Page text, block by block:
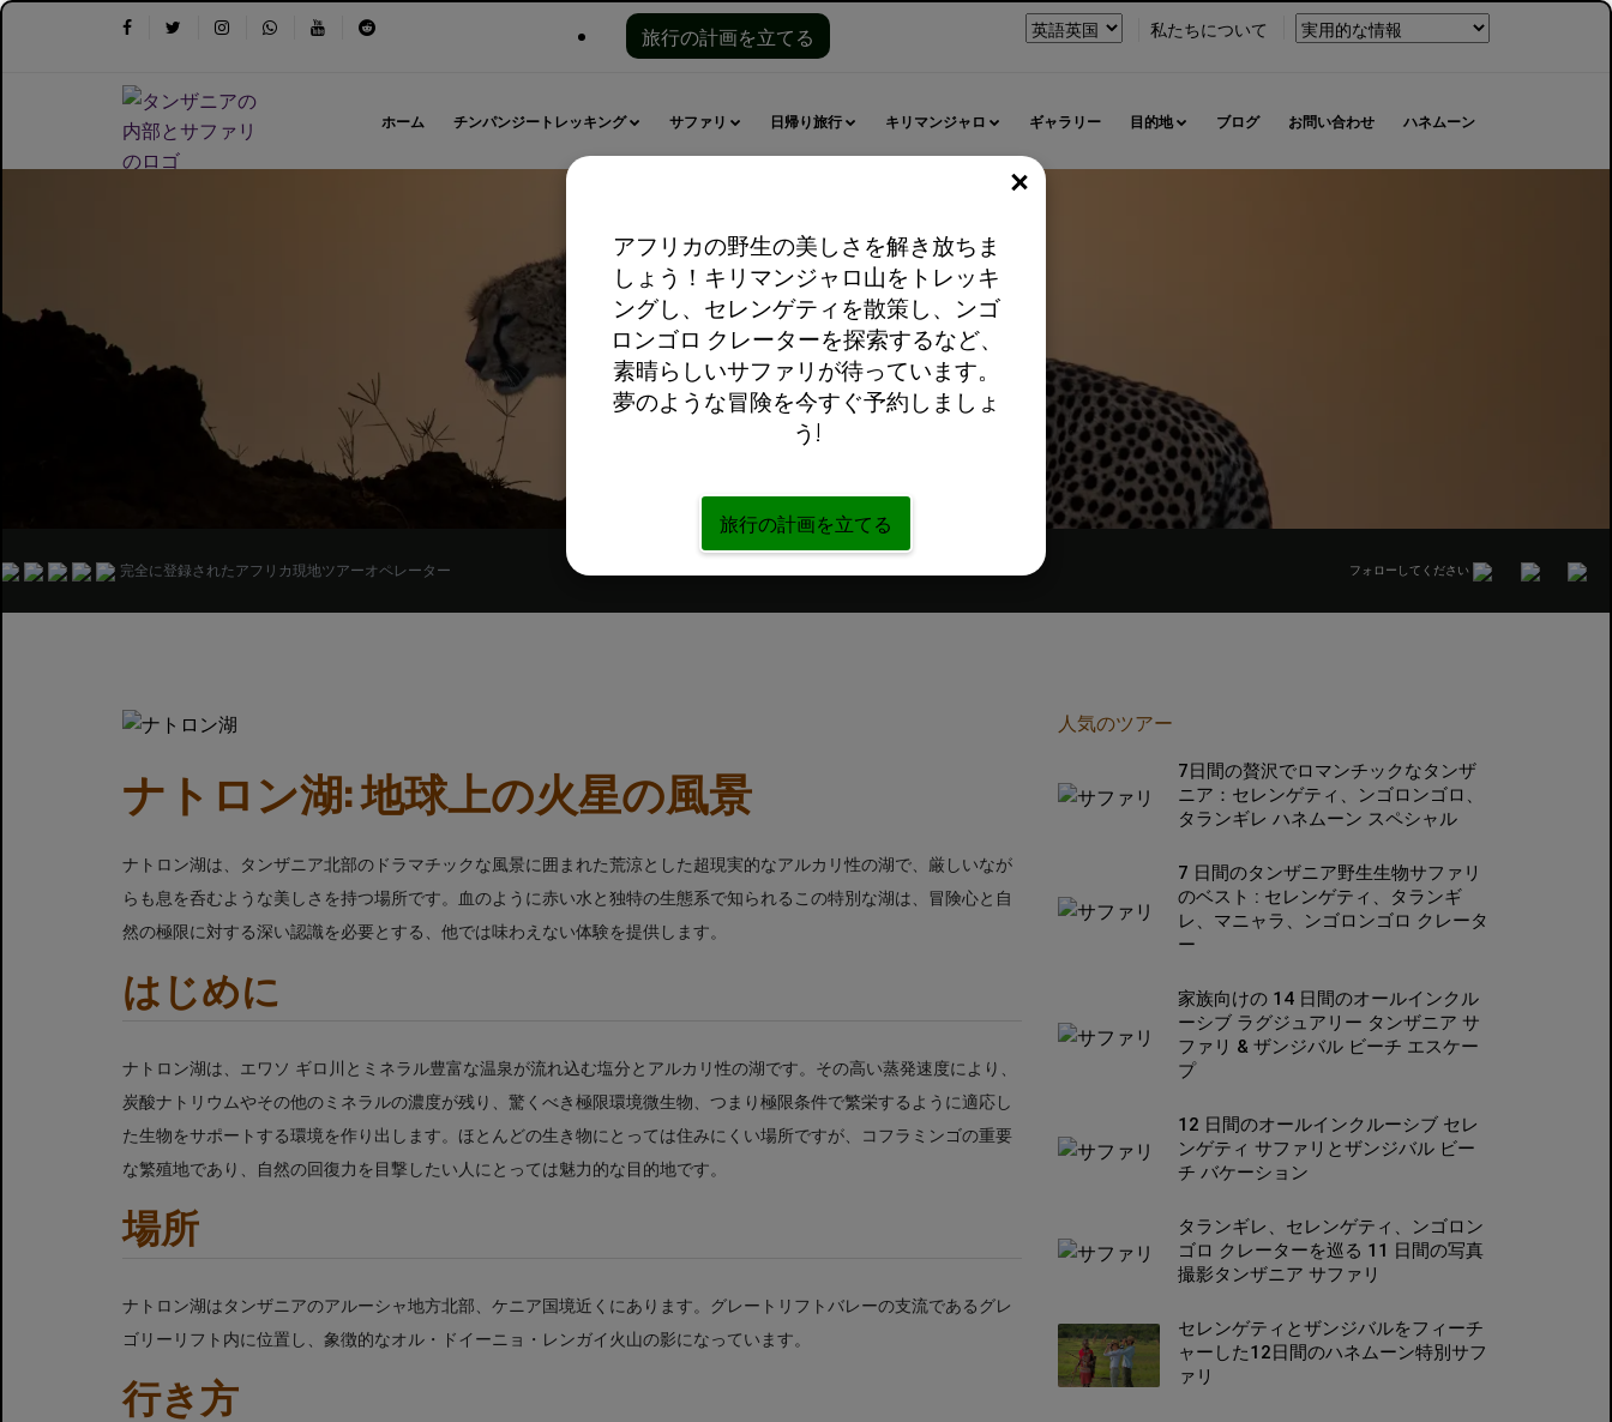
旅行の計画を立てる
言
語
択
し
て
私たちについて
以
下
択
ホーム チンパンジートレッキング サファリ 日帰り旅行 キリマンジャロ ギャラリー 目的地 ブログ お問い合わせ ハネムーン
ナトロン湖
完全に登録されたアフリカ現地ツアーオペレーター フォローしてください
ナトロン湖: 地球上の火星の風景
ナトロン湖は、タンザニア北部のドラマチックな風景に囲まれた荒涼とした超現実的なアルカリ性の湖で、厳しいなが
らも息を呑むような美しさを持つ場所です。血のように赤い水と独特の生態系で知られるこの特別な湖は、冒険心と自
然の極限に対する深い認識を必要とする、他では味わえない体験を提供します。
はじめに
ナトロン湖は、エワソ ギロ川とミネラル豊富な温泉が流れ込む塩分とアルカリ性の湖です。その高い蒸発速度により、
炭酸ナトリウムやその他のミネラルの濃度が残り、驚くべき極限環境微生物、つまり極限条件で繁栄するように適応し
た生物をサポートする環境を作り出します。ほとんどの生き物にとっては住みにくい場所ですが、コフラミンゴの重要
な繁殖地であり、自然の回復力を目撃したい人にとっては魅力的な目的地です。
場所
ナトロン湖はタンザニアのアルーシャ地方北部、ケニア国境近くにあります。グレートリフトバレーの支流であるグレ
ゴリーリフト内に位置し、象徴的なオル・ドイーニョ・レンガイ火山の影になっています。
行き方
人気のツアー
7日間の贅沢でロマンチックなタンザ
ニア：セレンゲティ、ンゴロンゴロ、
タランギレ ハネムーン スペシャル
7 日間のタンザニア野生生物サファリ
のベスト : セレンゲティ、タランギ
レ、マニャラ、ンゴロンゴロ クレータ
ー
家族向けの 14 日間のオールインクル
ーシブ ラグジュアリー タンザニア サ
ファリ & ザンジバル ビーチ エスケー
プ
12 日間のオールインクルーシブ セレ
ンゲティ サファリとザンジバル ビー
チ バケーション
タランギレ、セレンゲティ、ンゴロン
ゴロ クレーターを巡る 11 日間の写真
撮影タンザニア サファリ
セレンゲティとザンジバルをフィーチ
ャーした12日間のハネムーン特別サフ
ァリ
アフリカの野生の美しさを解き放ちま
しょう！キリマンジャロ山をトレッキ
ングし、セレンゲティを散策し、ンゴ
ロンゴロ クレーターを探索するなど、
素晴らしいサファリが待っています。
夢のような冒険を今すぐ予約しましょ
う!
旅行の計画を立てる
閉じる